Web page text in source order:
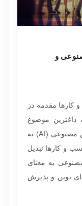
و
مقدمه در
داغترین موضوع
تبدیل شده است؛ جایی که توسعه هوش مصنوعی (AI) به
و کارها تبدیل
به معنای
نوین و پذیرش